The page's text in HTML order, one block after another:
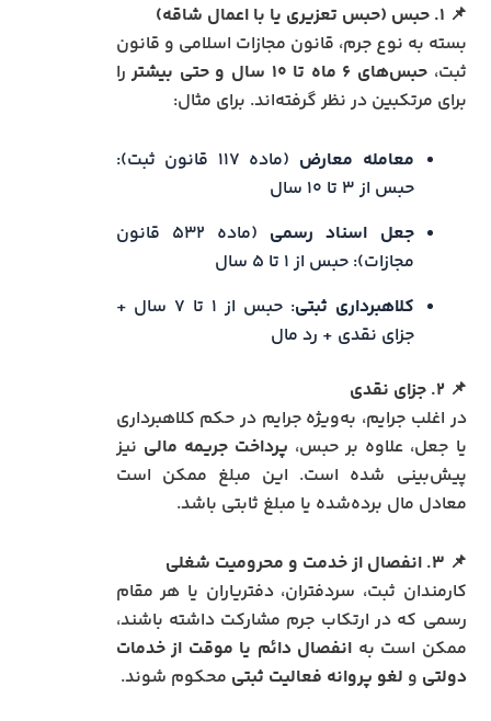
📌 ۱. حبس (حبس تعزیری یا با اعمال شاقه)
بسته به نوع جرم، قانون مجازات اسلامی و قانون
ثبت،حبس‌های ۶ ماه تا ۱۰ سال و حتی بیشتر
را
برای مرتکبین در نظر گرفته‌اند. برای مثال:
معامله معارض
(ماده ۱۱۷ قانون ثبت):
حبس از ۳ تا ۱۰ سال
جعل اسناد رسمی
(ماده ۵۳۲ قانون
مجازات): حبس از ۱ تا ۵ سال
کلاهبرداری ثبتی
: حبس از ۱ تا ۷ سال +
جزای نقدی + رد مال
📌۲. جزای نقدی
در اغلب جرایم، به‌ویژه جرایم در حکم کلاهبرداری
یا جعل، علاوه بر حبس، پرداخت جریمه مالی نیز
پیش‌بینی شده است. این مبلغ ممکن است
معادل مال برده‌شده یا مبلغ ثابتی باشد.
📌 ۳. انفصال از خدمت و محرومیت شغلی
کارمندان ثبت، سردفتران، دفتریاران یا هر مقام
رسمی که در ارتکاب جرم مشارکت داشته باشند،
ممکن است به انفصال دائم یا موقت از خدمات
دولتی و لغو پروانه فعالیت ثبتی محکوم شوند.